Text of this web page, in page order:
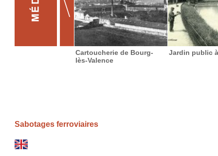
Cartoucherie de Bourg-
lès-Valence
Jardin public
Sabotages ferroviaires